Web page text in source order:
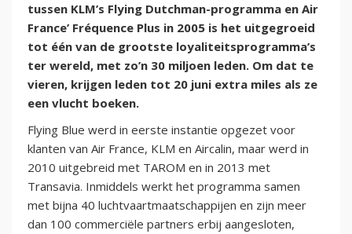
tussen KLM’s Flying Dutchman-programma en Air
France’ Fréquence Plus in 2005 is het uitgegroeid
tot één van de grootste loyaliteitsprogramma’s
ter wereld, met zo’n 30 miljoen leden. Om dat te
vieren, krijgen leden tot 20 juni extra miles als ze
een vlucht boeken.
Flying Blue werd in eerste instantie opgezet voor
klanten van Air France, KLM en Aircalin, maar werd in
2010 uitgebreid met TAROM en in 2013 met
Transavia. Inmiddels werkt het programma samen
met bijna 40 luchtvaartmaatschappijen en zijn meer
dan 100 commerciële partners erbij aangesloten,